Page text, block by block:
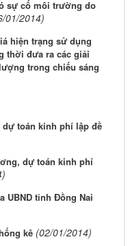
sự cố môi trường do
01/2014)
hiện trạng sử dụng
thời đưa ra các giải
trong chiếu sáng
toán kinh phí lập đề
dự toán kinh phí
UBND tỉnh Đồng Nai
kê (02/01/2014)